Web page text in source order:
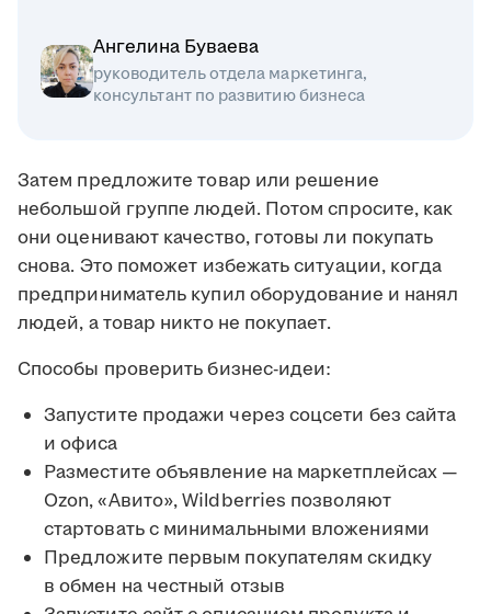
Ангелина Буваева
руководитель отдела маркетинга,
консультант по развитию бизнеса
Затем предложите товар или решение
небольшой группе людей. Потом спросите, как
они оценивают качество, готовы ли покупать
снова. Это поможет избежать ситуации, когда
предприниматель купил оборудование и нанял
людей, а товар никто не покупает.
Способы проверить бизнес-идеи:
Запустите продажи через соцсети без сайта
и офиса
Разместите объявление на маркетплейсах —
Ozon, «Авито», Wildberries позволяют
стартовать с минимальными вложениями
Предложите первым покупателям скидку
в обмен на честный отзыв